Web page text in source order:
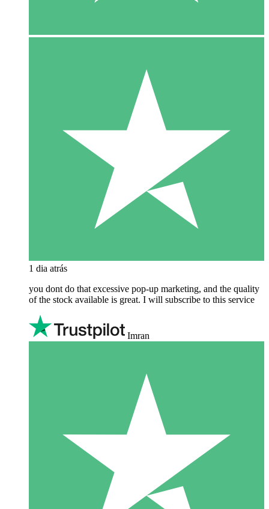
1 dia atrás
you dont do that excessive pop-up marketing, and the quality
of the stock available is great. I will subscribe to this service
Imran